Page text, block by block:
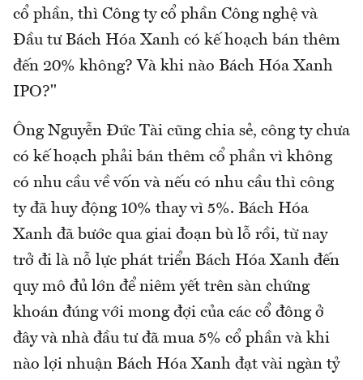
cổ phần, thì Công ty cổ phần Công nghệ và
Đầu tư Bách Hóa Xanh có kế hoạch bán thêm
đến 20% không? Và khi nào Bách Hóa Xanh
IPO?"
Ông Nguyễn Đức Tài cũng chia sẻ, công ty chưa
có kế hoạch phải bán thêm cổ phần vì không
có nhu cầu về vốn và nếu có nhu cầu thì công
ty đã huy động 10% thay vì 5%. Bách Hóa
Xanh đã bước qua giai đoạn bù lỗ rồi, từ nay
trở đi là nỗ lực phát triển Bách Hóa Xanh đến
quy mô đủ lớn để niêm yết trên sàn chứng
khoán đúng với mong đợi của các cổ đông ở
đây và nhà đầu tư đã mua 5% cổ phần và khi
nào lợi nhuận Bách Hóa Xanh đạt vài ngàn tỷ